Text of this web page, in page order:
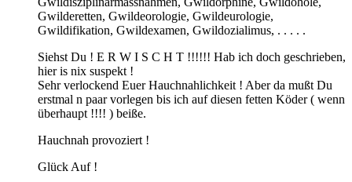
Gwilderetten, Gwildeorologie, Gwildeurologie,
Gwildifikation, Gwildexamen, Gwildozialimus, . . . . .
Siehst Du ! E R W I S C H T !!!!!! Hab ich doch geschrieben,
hier is nix suspekt !
Sehr verlockend Euer Hauchnahlichkeit ! Aber da mußt Du
erstmal n paar vorlegen bis ich auf diesen fetten Köder ( wenn
überhaupt !!!! ) beiße.
Hauchnah provoziert !
Glück Auf !